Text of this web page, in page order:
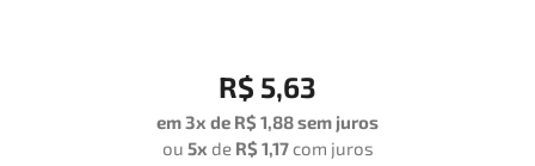
R$ 5,63
em 3x de R$ 1,88sem juros
ou 5x de R$ 1,17 com juros